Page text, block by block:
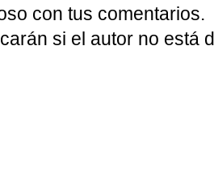
con tus comentarios.
si el autor no está